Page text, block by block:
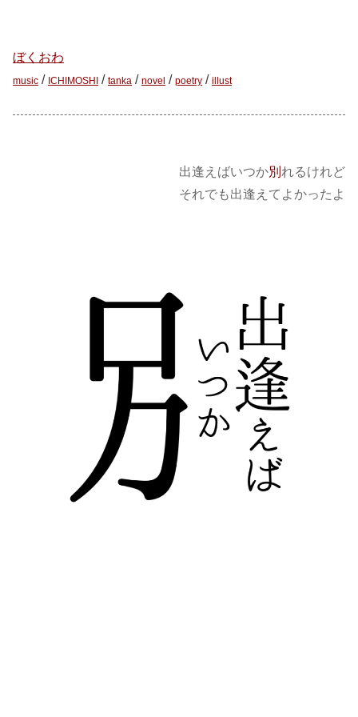
ぼくおわ
music / ICHIMOSHI / tanka / novel / poetry / illust
出逢えばいつか別 れるけれど
それでも出逢えてよかったよ